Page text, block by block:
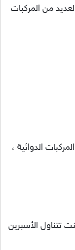
من المركبات
الدوائية ،
تتناول الأسبرين